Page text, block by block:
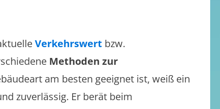
Verkehrswert bzw.
Methoden zur
am besten geeignet ist, weiß ein
zuverlässig. Er berät beim